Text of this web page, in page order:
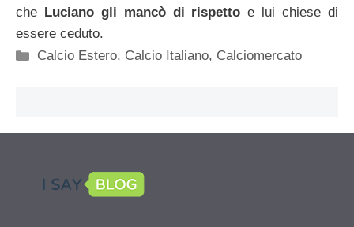
che
Luciano gli mancò di rispettoe lui chiese di
essere ceduto.
Categorie
Calcio Estero, Calcio Italiano, Calciomercato